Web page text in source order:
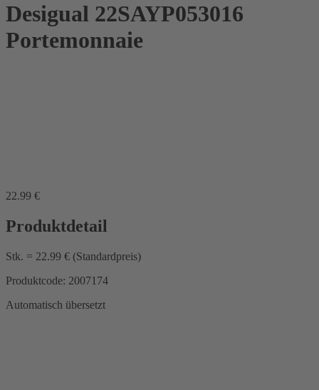
Desigual 22SAYP053016
Portemonnaie
22.99 €
Produktdetail
Stk. = 22.99 € (Standardpreis)
Produktcode: 2007174
Automatisch übersetzt